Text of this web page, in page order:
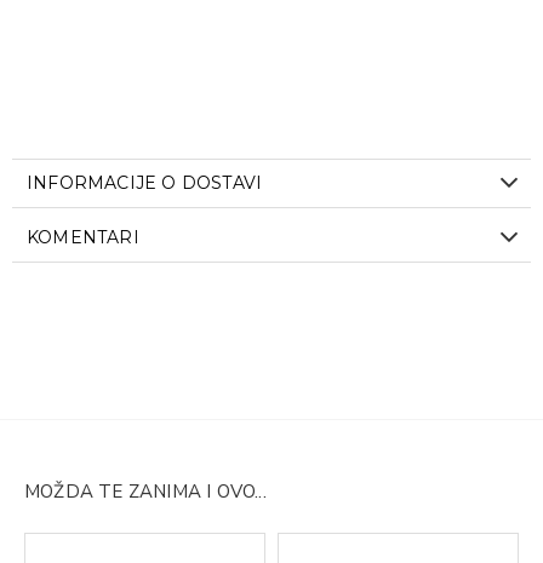
INFORMACIJE O DOSTAVI
KOMENTARI
MOŽDA TE ZANIMA I OVO...